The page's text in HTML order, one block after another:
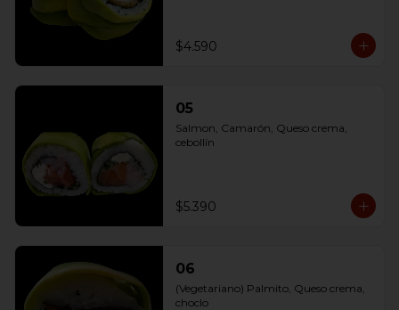
$4.590
05
Salmon, Camarón, Queso crema,
cebollín
$5.390
06
(Vegetariano) Palmito, Queso crema,
choclo